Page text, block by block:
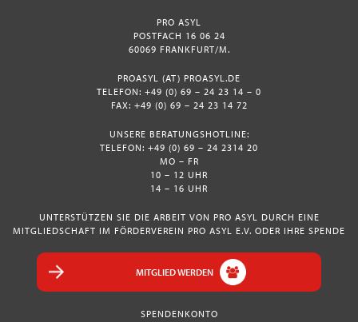
PRO ASYL
POSTFACH 16 06 24
60069 FRANKFURT/M.
PROASYL (AT) PROASYL.DE
TELEFON: +49 (0) 69 – 24 23 14 – 0
FAX: +49 (0) 69 – 24 23 14 72
UNSERE BERATUNGSHOTLINE:
TELEFON: +49 (0) 69 – 24 2314 20
MO – FR
10 – 12 UHR
14 – 16 UHR
UNTERSTÜTZEN SIE DIE ARBEIT VON PRO ASYL DURCH EINE
MITGLIEDSCHAFT IM FÖRDERVEREIN PRO ASYL E.V. ODER IHRE SPENDE
MITGLIED WERDEN
SPENDENKONTO